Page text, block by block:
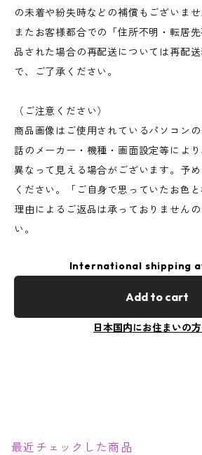
の未着や紛失時などの補償もございませ
またお客様都合での「住所不明・転居
品された場合の再配送については再配
で、ご了承ください。
（ご注意ください）
商品画像はご使用されているパソコン
話のメーカー・機種・画面設定等によ
異なって見える場合がございます。予
ください。「ご自身で思っていたお色
理由によるご返品は承っておりません
い。
International shipping
Add to cart
日本国内にお住まいの
最近チェックした商品